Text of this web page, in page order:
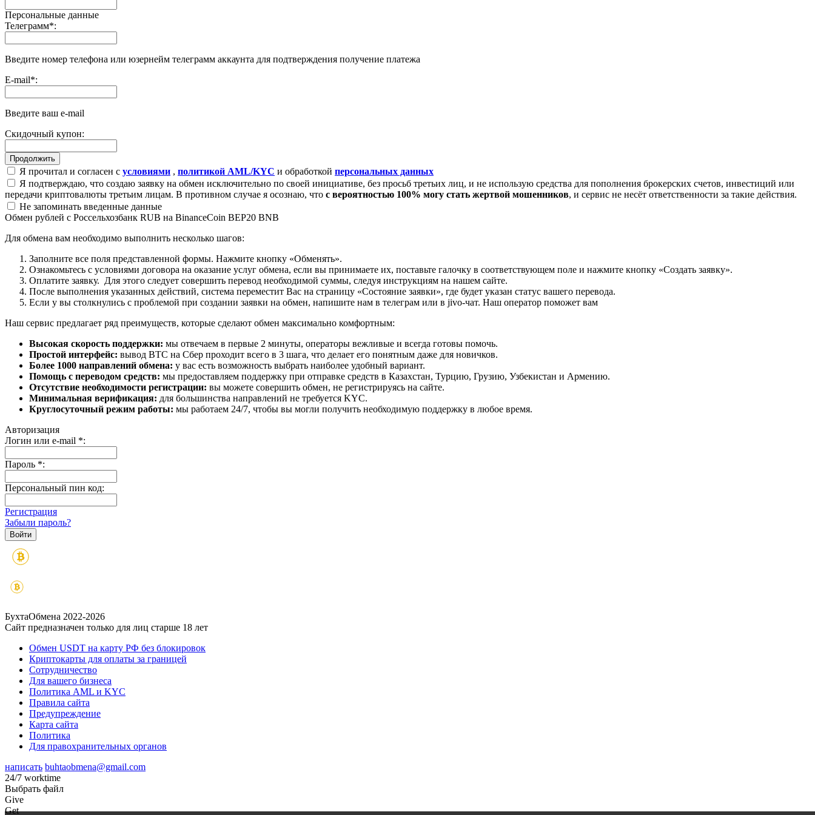
Персональные данные
Телеграмм*:
Введите номер телефона или юзернейм телеграмм аккаунта для подтверждения получение платежа
E-mail*:
Введите ваш e-mail
Скидочный купон:
Я прочитал и согласен с условиями , политикой AML/KYC и обработкой персональных данных
Я подтверждаю, что создаю заявку на обмен исключительно по своей инициативе, без просьб третьих лиц, и не использую средства для пополнения брокерских счетов, инвестиций или
передачи криптовалюты третьим лицам. В противном случае я осознаю, что с вероятностью 100% могу стать жертвой мошенников, и сервис не несёт ответственности за такие действия.
Не запоминать введенные данные
Обмен рублей с Россельхозбанк RUB на BinanceCoin BEP20 BNB
Для обмена вам необходимо выполнить несколько шагов:
Заполните все поля представленной формы. Нажмите кнопку «Обменять».
Ознакомьтесь с условиями договора на оказание услуг обмена, если вы принимаете их, поставьте галочку в соответствующем поле и нажмите кнопку «Создать заявку».
Оплатите заявку. Для этого следует совершить перевод необходимой суммы, следуя инструкциям на нашем сайте.
После выполнения указанных действий, система переместит Вас на страницу «Состояние заявки», где будет указан статус вашего перевода.
Если у вы столкнулись с проблемой при создании заявки на обмен, напишите нам в телеграм или в jivo-чат. Наш оператор поможет вам
Наш сервис предлагает ряд преимуществ, которые сделают обмен максимально комфортным:
Высокая скорость поддержки: мы отвечаем в первые 2 минуты, операторы вежливые и всегда готовы помочь.
Простой интерфейс: вывод BTC на Сбер проходит всего в 3 шага, что делает его понятным даже для новичков.
Более 1000 направлений обмена: у вас есть возможность выбрать наиболее удобный вариант.
Помощь с переводом средств: мы предоставляем поддержку при отправке средств в Казахстан, Турцию, Грузию, Узбекистан и Армению.
Отсутствие необходимости регистрации: вы можете совершить обмен, не регистрируясь на сайте.
Минимальная верификация: для большинства направлений не требуется KYC.
Круглосуточный режим работы: мы работаем 24/7, чтобы вы могли получить необходимую поддержку в любое время.
Авторизация
Логин или e-mail *:
Пароль *:
Персональный пин код:
Регистрация
Забыли пароль?
БухтаОбмена 2022-2026
Сайт предназначен только для лиц старше 18 лет
Обмен USDT на карту РФ без блокировок
Криптокарты для оплаты за границей
Сотрудничество
Для вашего бизнеса
Политика AML и KYC
Правила сайта
Предупреждение
Карта сайта
Политика
Для правохранительных органов
написать buhtaobmena@gmail.com
24/7 worktime
Выбрать файл
Give
Get